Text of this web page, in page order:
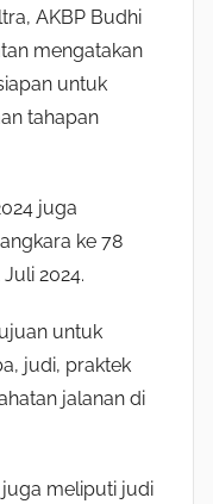
AKBP Budhi
mengatakan
untuk
tahapan
juga
ke 78
2024.
untuk
judi, praktek
jalanan di
juga meliputi judi